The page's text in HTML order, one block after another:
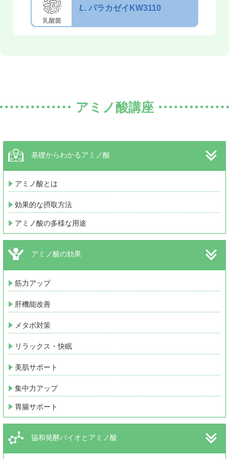
L. パラカゼイKW3110
アミノ酸講座
基礎からわかるアミノ酸
アミノ酸とは
効果的な摂取方法
アミノ酸の多様な用途
アミノ酸の効果
筋力アップ
肝機能改善
メタボ対策
リラックス・快眠
美肌サポート
集中力アップ
胃腸サポート
協和発酵バイオとアミノ酸